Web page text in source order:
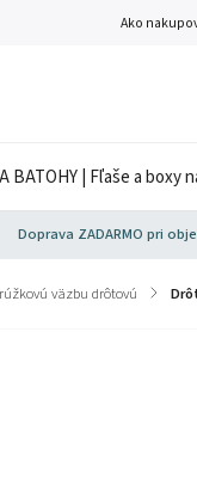
Ako
BATOHY | Fľaše a
Doprava ZADARMO pri
väzbu drôtovú /